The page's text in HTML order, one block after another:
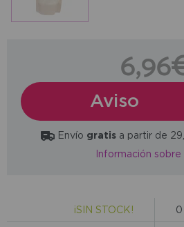
Aviso
Envío gratisa partir de
Información sobre
¡SIN STOCK! 0